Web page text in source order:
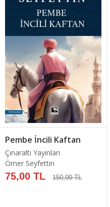
Sepete Ekle
Pembe İncili Kaftan
Çınaraltı Yayınları
Ömer Seyfettin
75,00 TL 150,00 TL